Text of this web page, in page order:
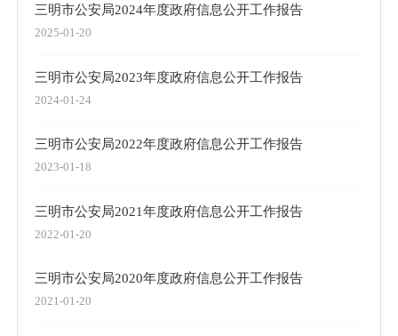
三明市公安局2024年度政府信息公开工作报告
2025-01-20
三明市公安局2023年度政府信息公开工作报告
2024-01-24
三明市公安局2022年度政府信息公开工作报告
2023-01-18
三明市公安局2021年度政府信息公开工作报告
2022-01-20
三明市公安局2020年度政府信息公开工作报告
2021-01-20